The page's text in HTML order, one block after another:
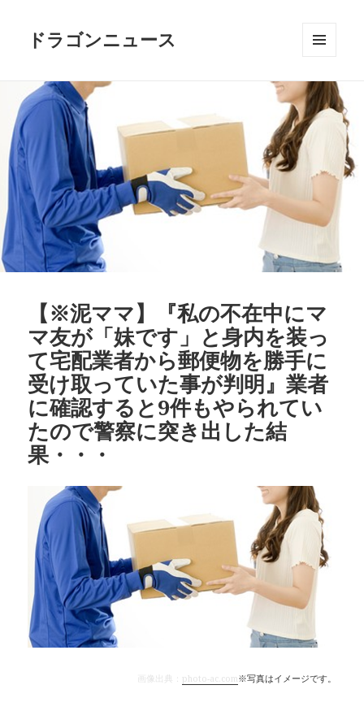
ドラゴンニュース
ーとウ
ィジェ
ット
【※泥ママ】『私の不在中にマ
マ友が「妹です」と身内を装っ
て宅配業者から郵便物を勝手に
受け取っていた事が判明』業者
に確認すると9件もやられてい
たので警察に突き出した結
果・・・
画像出典： photo-ac.com※写真はイメージです。